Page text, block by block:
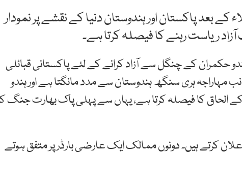
انخلاء کے بعد پاکستان اور ہندوستان دنیا کے نقشے پر نمودار
ریاست رہنے کا فیصلہ کرتا ہے۔
ہندو حکمران کے چنگل سے آزاد کرانے کے لئے پاکستانی قبائلی
مہاراجہ ہری سنگھ ہندوستان سے مدد مانگتا ہے اور ہندو
کا فیصلہ کرتا ہے، یہاں سے پہلی پاک بھارت جنگ
کا اعلان کرتے ہیں۔ دونوں ممالک ایک عارضی بارڈر پر متفق ہوتے